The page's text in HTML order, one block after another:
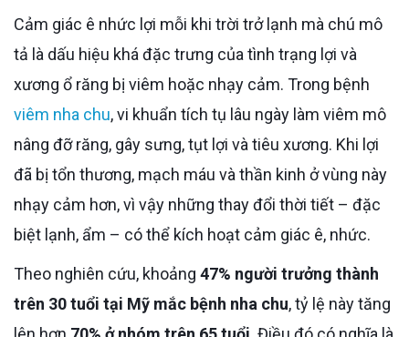
Cảm giác ê nhức lợi mỗi khi trời trở lạnh mà chú mô
tả là dấu hiệu khá đặc trưng của tình trạng lợi và
xương ổ răng bị viêm hoặc nhạy cảm. Trong bệnh
viêm nha chu, vi khuẩn tích tụ lâu ngày làm viêm mô
nâng đỡ răng, gây sưng, tụt lợi và tiêu xương. Khi lợi
đã bị tổn thương, mạch máu và thần kinh ở vùng này
nhạy cảm hơn, vì vậy những thay đổi thời tiết – đặc
biệt lạnh, ẩm – có thể kích hoạt cảm giác ê, nhức.
Theo nghiên cứu, khoảng 47% người trưởng thành
trên 30 tuổi tại Mỹ mắc bệnh nha chu, tỷ lệ này tăng